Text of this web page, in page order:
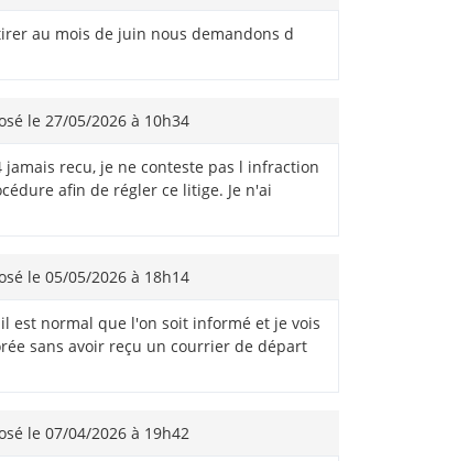
au mois de juin nous demandons d
le 27/05/2026 à 10h34
recu, je ne conteste pas l infraction
afin de régler ce litige. Je n'ai
le 05/05/2026 à 18h14
est normal que l'on soit informé et je vois
sans avoir reçu un courrier de départ
le 07/04/2026 à 19h42